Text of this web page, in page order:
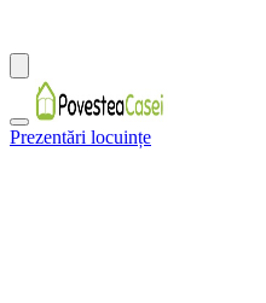
Prezentări locuințe